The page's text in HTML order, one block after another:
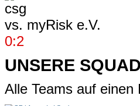
vs. myRisk e.V.
0:2
UNSERE
Alle Teams auf einen